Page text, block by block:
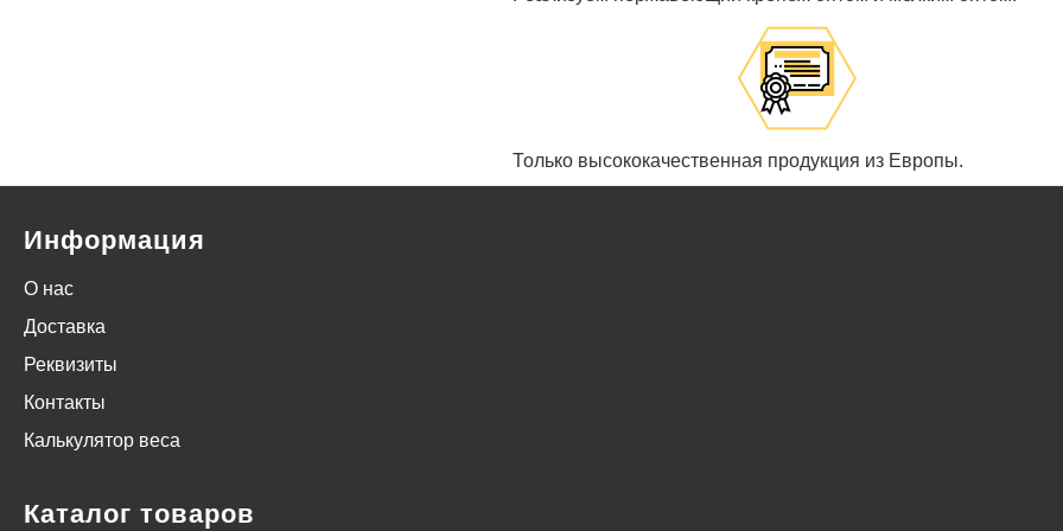
Только высококачественная продукция из Европы.
Информация
О нас
Доставка
Реквизиты
Контакты
Калькулятор веса
Каталог товаров